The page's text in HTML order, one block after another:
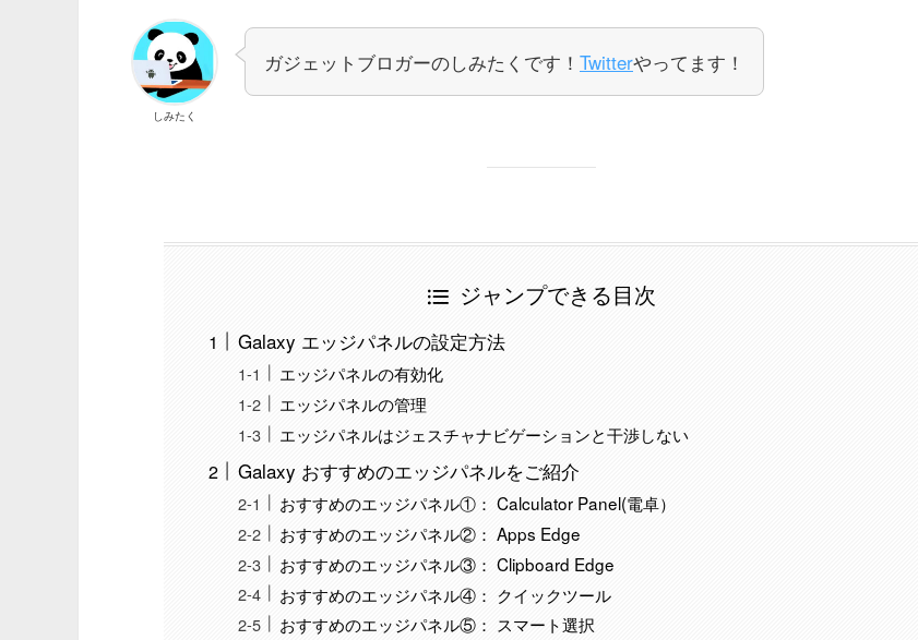
しみたく
ガジェットブロガーのしみたくです！ Twitterやってます！
ジャンプできる目次
Galaxy エッジパネルの設定方法
エッジパネルの有効化
エッジパネルの管理
エッジパネルはジェスチャナビゲーションと干渉しない
Galaxy おすすめのエッジパネルをご紹介
おすすめのエッジパネル①： Calculator Panel(電卓）
おすすめのエッジパネル②： Apps Edge
おすすめのエッジパネル③： Clipboard Edge
おすすめのエッジパネル④： クイックツール
おすすめのエッジパネル⑤： スマート選択